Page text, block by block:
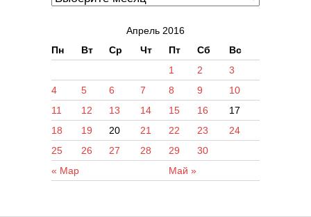
Апрель 2016
Пн
Вт Ср Чт Пт Сб Вс
« Мар Май »
1 2
3
4
5 6 7 8 9
10
11
12 13 14 15 16
17
18
19 20 21 22 23
24
25
26 27 28 29 30